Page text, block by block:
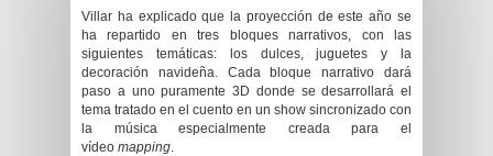
Villar ha explicado que la proyección de este año se
ha repartido en tres bloques narrativos, con las
siguientes temáticas: los dulces, juguetes y la
decoración navideña. Cada bloque narrativo dará
paso a uno puramente 3D donde se desarrollará el
tema tratado en el cuento en un show sincronizado con
la música especialmente creada para el
vídeo mapping.